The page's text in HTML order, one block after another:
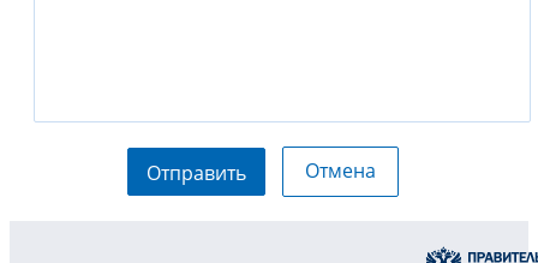
Отправить Отмена